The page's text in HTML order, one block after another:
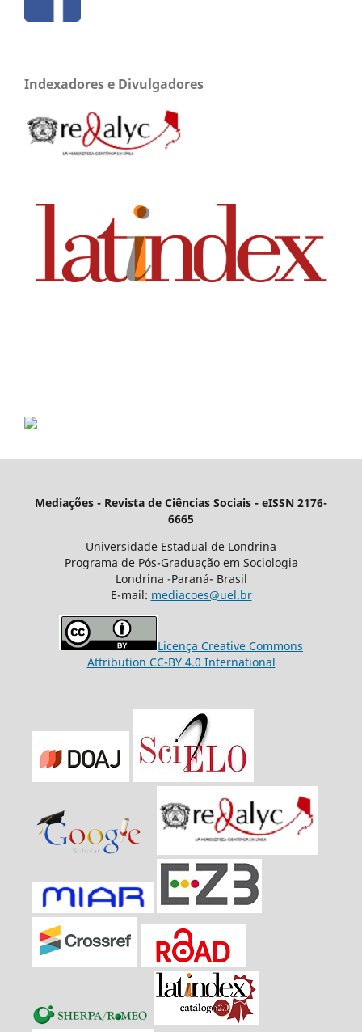
Indexadores e Divulgadores
Mediações - Revista de Ciências Sociais - eISSN 2176-
6665
Universidade Estadual de Londrina
Programa de Pós-Graduação em Sociologia
Londrina -Paraná- Brasil
E-mail: mediacoes@uel.br
Licença Creative Commons
Attribution CC-BY 4.0 International